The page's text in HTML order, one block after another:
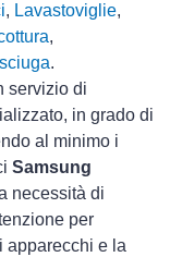
, Lavastoviglie,
,
.
servizio di
in grado di
al minimo i
Samsung
necessità di
per
apparecchi e la